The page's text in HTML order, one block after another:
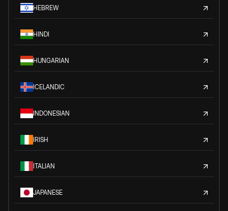
HEBREW
HINDI
HUNGARIAN
ICELANDIC
INDONESIAN
IRISH
ITALIAN
JAPANESE